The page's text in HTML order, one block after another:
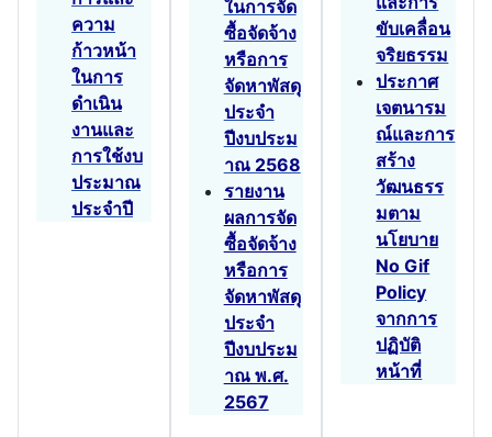
ความ
ก้าวหน้า
ในการ
ดำเนิน
งานและ
การใช้งบ
ประมาณ
ประจำปี
ในการจัด
ซื้อจัดจ้าง
หรือการ
จัดหาพัสดุ
ประจำ
ปีงบประม
าณ 2568
รายงาน
ผลการจัด
ซื้อจัดจ้าง
หรือการ
จัดหาพัสดุ
ประจำ
ปีงบประม
าณ พ.ศ.
2567
ขับเคลื่อน
จริยธรรม
ประกาศ
เจตนารม
ณ์และการ
สร้าง
วัฒนธรร
มตาม
นโยบาย
No Gif
Policy
จากการ
ปฏิบัติ
หน้าที่